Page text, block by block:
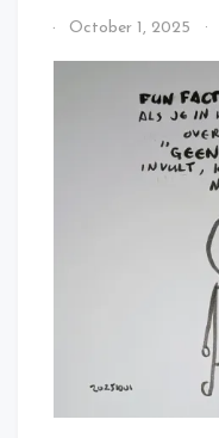
ByOctober 1, 2025